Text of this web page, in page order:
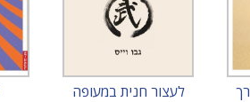
לעצור חנית במעופה